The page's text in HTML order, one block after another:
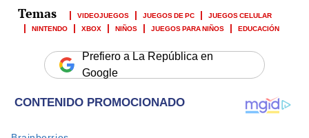
VIDEOJUEGOS JUEGOS DE PC
JUEGOS CELULAR
NINTENDO
XBOX NIÑOS JUEGOS PARA NIÑOS EDUCACIÓN
Prefiero a La República en
Google